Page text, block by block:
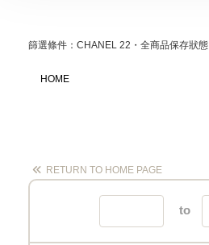
篩選條件：CHANEL 22・全商品保存狀態
HOME
RETURN TO HOME PAGE
to